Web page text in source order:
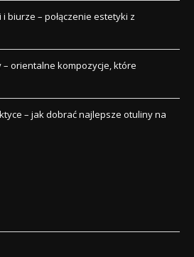
biurze – połączenie estetyki z
orientalne kompozycje, które
– jak dobrać najlepsze otuliny na